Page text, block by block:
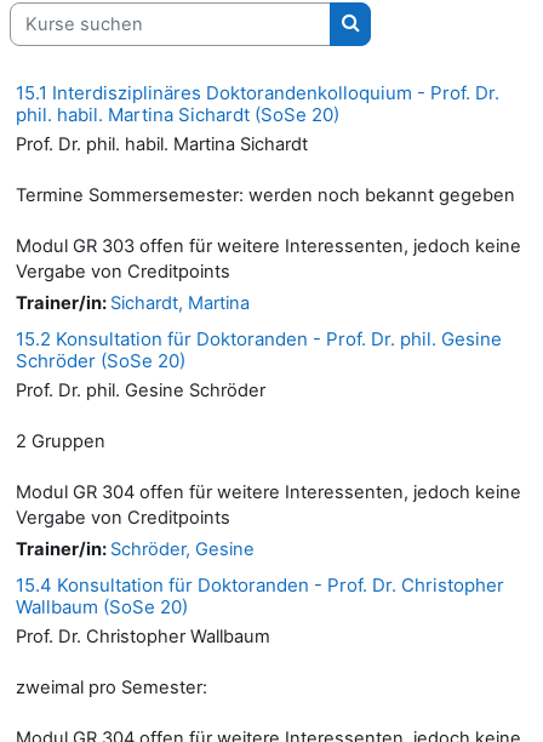
Kurse suchen
Kurse suchen
15.1 Interdisziplinäres Doktorandenkolloquium - Prof. Dr.
phil. habil. Martina Sichardt (SoSe 20)
Prof. Dr. phil. habil. Martina Sichardt
Termine Sommersemester: werden noch bekannt gegeben
Modul GR 303 offen für weitere Interessenten, jedoch keine
Vergabe von Creditpoints
Trainer/in: Sichardt, Martina
15.2 Konsultation für Doktoranden - Prof. Dr. phil. Gesine
Schröder (SoSe 20)
Prof. Dr. phil. Gesine Schröder
2 Gruppen
Modul GR 304 offen für weitere Interessenten, jedoch keine
Vergabe von Creditpoints
Trainer/in: Schröder, Gesine
15.4 Konsultation für Doktoranden - Prof. Dr. Christopher
Wallbaum (SoSe 20)
Prof. Dr. Christopher Wallbaum
zweimal pro Semester: